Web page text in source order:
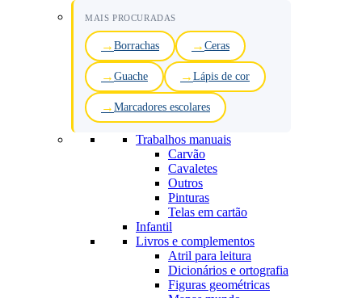
MAIS PROCURADAS
Borrachas Ceras
Guache Lápis de cor
Marcadores escolares
Trabalhos manuais
Carvão
Cavaletes
Outros
Pinturas
Telas em cartão
Infantil
Livros e complementos
Atril para leitura
Dicionários e ortografia
Figuras geométricas